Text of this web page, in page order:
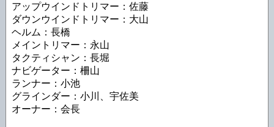
アップウインドトリマー：佐藤
ダウンウインドトリマー：大山
ヘルム：長橋
メイントリマー：永山
タクティシャン：長堀
ナビゲーター：柵山
ランナー：小池
グラインダー：小川、宇佐美
オーナー：会長